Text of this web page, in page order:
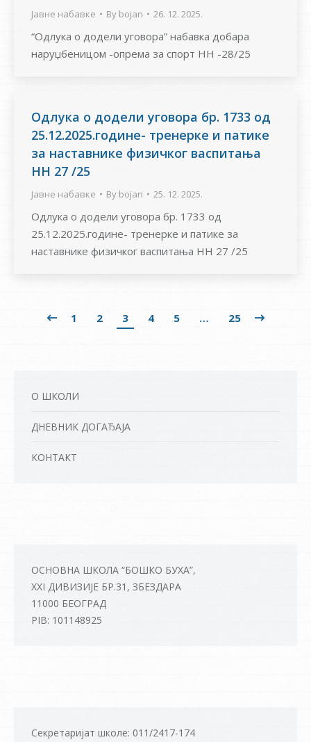
Јавне набавке By bojan 26. 12. 2025.
“Одлука о додели уговора” набавка добара
наруџбеницом -опрема за спорт НН -28/25
Одлука о додели уговора бр. 1733 од
25.12.2025.године- тренерке и патике
за наставнике физичког васпитања
НН 27 /25
Јавне набавке By bojan 25. 12. 2025.
Одлука о додели уговора бр. 1733 од
25.12.2025.године- тренерке и патике за
наставнике физичког васпитања НН 27 /25
1 2 3 4 5 … 25
О ШКОЛИ
ДНЕВНИК ДОГАЂАЈА
КОНТАКТ
ОСНОВНА ШКОЛА “БОШКО БУХА”,
XXI ДИВИЗИЈЕ БР.31, ЗБЕЗДАРА
11000 БЕОГРАД
PIB: 101148925
Секретаријат школе: 011/2417-174